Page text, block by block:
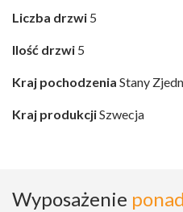
Liczba drzwi 5
Ilość drzwi 5
Kraj pochodzenia Stany
Kraj produkcjiSzwecja
Wyposażenie